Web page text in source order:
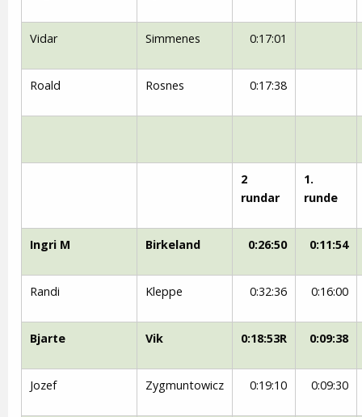
Vidar Simmenes 0:17:01
Roald Rosnes 0:17:38
2
rundar
1.
runde
Ingri M Birkeland 0:26:50 0:11:54
Randi Kleppe 0:32:36 0:16:00
Bjarte Vik 0:18:53R 0:09:38
Jozef Zygmuntowicz 0:19:10 0:09:30